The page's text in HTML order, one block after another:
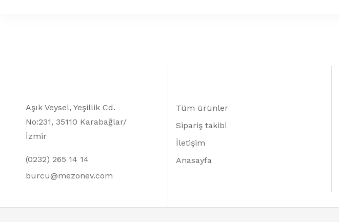
Aşık Veysel, Yeşillik Cd.
No:231, 35110 Karabağlar/
İzmir
(0232) 265 14 14
burcu@mezonev.com
Tüm ürünler
Sipariş takibi
İletişim
Anasayfa